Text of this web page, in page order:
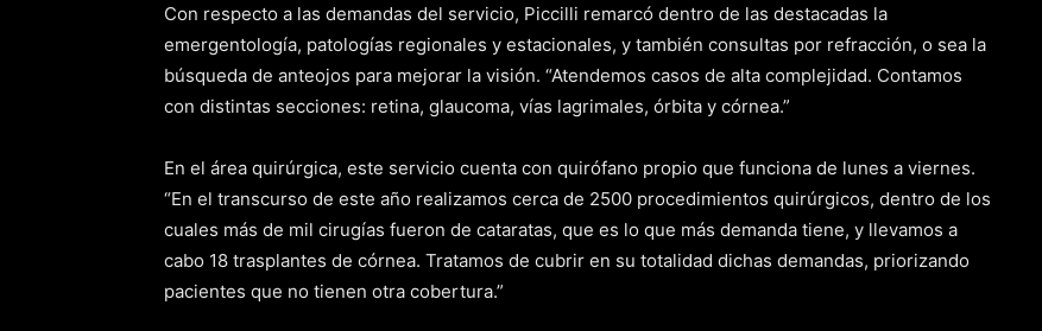
Con respecto a las demandas del servicio, Piccilli remarcó dentro de las destacadas la
emergentología, patologías regionales y estacionales, y también consultas por refracción, o sea la
búsqueda de anteojos para mejorar la visión. “Atendemos casos de alta complejidad. Contamos
con distintas secciones: retina, glaucoma, vías lagrimales, órbita y córnea.”
En el área quirúrgica, este servicio cuenta con quirófano propio que funciona de lunes a viernes.
“En el transcurso de este año realizamos cerca de 2500 procedimientos quirúrgicos, dentro de los
cuales más de mil cirugías fueron de cataratas, que es lo que más demanda tiene, y llevamos a
cabo 18 trasplantes de córnea. Tratamos de cubrir en su totalidad dichas demandas, priorizando
pacientes que no tienen otra cobertura.”